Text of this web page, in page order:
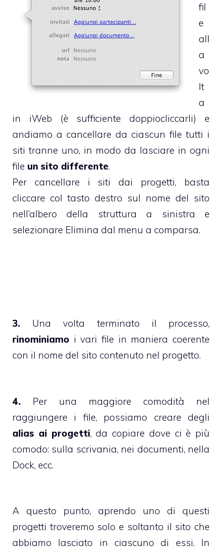
fil
e
all
a
vo
lt
a
in iWeb (è sufficiente doppiocliccarli) e
andiamo a cancellare da ciascun file tutti i
siti tranne uno, in modo da lasciare in ogni
file un sito differente.
Per cancellare i siti dai progetti, basta
cliccare col tasto destro sul nome del sito
nell’albero della struttura a sinistra e
selezionare Elimina dal menu a comparsa.
3. Una volta terminato il processo,
rinominiamo i vari file in maniera coerente
con il nome del sito contenuto nel progetto.
4. Per una maggiore comodità nel
raggiungere i file, possiamo creare degli
alias ai progetti, da copiare dove ci è più
comodo: sulla scrivania, nei documenti, nella
Dock, ecc.
A questo punto, aprendo uno di questi
progetti troveremo solo e soltanto il sito che
abbiamo lasciato in ciascuno di essi. In